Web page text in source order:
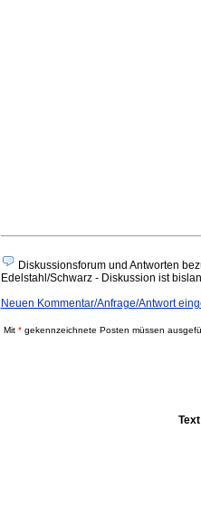
Diskussionsforum und Antworten
Edelstahl/Schwarz - Diskussion ist
Neuen Kommentar/Anfrage/Antwort
Mit *gekennzeichnete Posten müssen